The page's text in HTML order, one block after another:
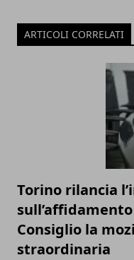
ARTICOLI CORRELATI
Torino rilancia
Consiglio la
straordinaria